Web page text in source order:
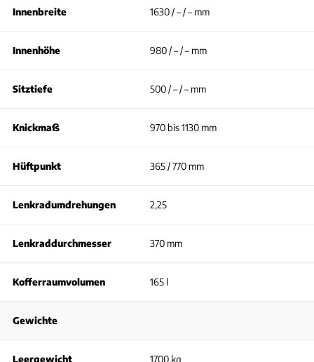
Innenbreite 1630 / – / – mm
Innenhöhe 980 / – / – mm
Sitztiefe 500 / – / – mm
Knickmaß 970 bis 1130 mm
Hüftpunkt 365 / 770 mm
Lenkradumdrehungen 2,25
Lenkraddurchmesser 370 mm
Kofferraumvolumen 165 l
Gewichte
Leergewicht 1700 kg